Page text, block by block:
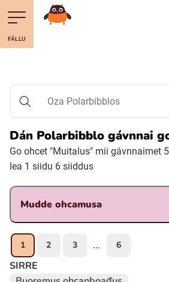
Till navigering av sidans innehåll
Till övergripande innehåll för
Julevsámegiella (Lulesamiska)
Åarjelsaemiengïele (Sydsamiska)
Davvisámegiella (Nordsamiska)
FÁLLU
Mana álgosiidui
Oza Polarbibblos
Dán Polarbibblo gávnnai
Go ohcet "Muitalus" mii gávnnaimet
lea 1 siidu 6 siiddus
Mudde ohcamusa
1 2 3 ... 6
SIRRE